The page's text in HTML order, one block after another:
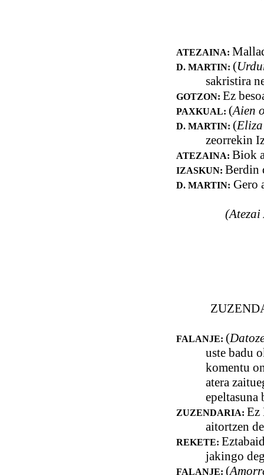
ATEZAINA:
D. MARTIN: (
sakristira
GOTZON: Ez
PAXKUAL: (Aien
D. MARTIN: (
zeorrekin
ATEZAINA: Biok
IZASKUN: Berdin
D. MARTIN: Gero
FALANJE: (
uste badu
komentu
atera
epeltasuna
ZUZENDARIA: Ez
aitortzen
REKETE:
jakingo
FALANJE: (